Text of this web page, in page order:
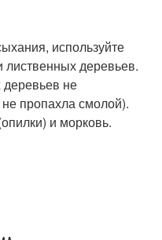
используйте
деревьев.
деревьев не
пропахла смолой).
и морковь.